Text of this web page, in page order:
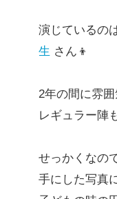
演じているの
生 さん👦
2年の間に雰
レギュラー陣
せっかくなの
手にした写真